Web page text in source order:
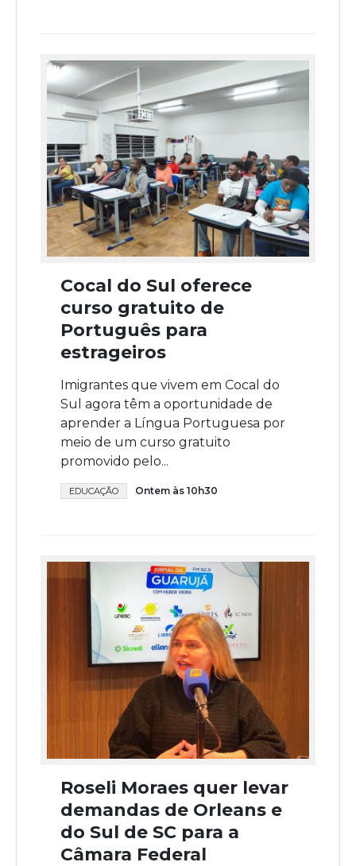
Cocal do Sul oferece
curso gratuito de
Português para
estrageiros
Imigrantes que vivem em Cocal do
Sul agora têm a oportunidade de
aprender a Língua Portuguesa por
meio de um curso gratuito
promovido pelo...
EDUCAÇÃO Ontem às 10h30
Roseli Moraes quer levar
demandas de Orleans e
do Sul de SC para a
Câmara Federal